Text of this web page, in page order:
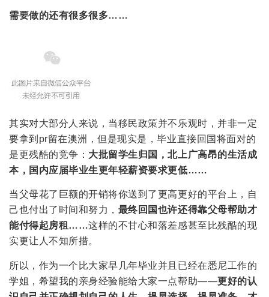
需要做的还有很多很多……
其实对大部分人来说，当移民政策并不乐观时，并非一定
要拿到pr留在澳洲，但是现实是，毕业直接回国将面对的
是更残酷的竞争： 大批留学生归国，北上广高昂的生活成
本，国内应届毕业生更年轻薪资要求更低……
当父母花了巨额的开销将你送到了更高更好的平台上，自
己也付出了时间和努力， 最终回国也许还得靠父母帮助才
能付得起房租……这样的不甘心和落差感甚至比残酷的现
实更让人不知所措。
所以，作为一个比大家早几年毕业并且已经在悉尼工作的
学姐，希望我的亲身经验能给大家一点帮助——更好的认